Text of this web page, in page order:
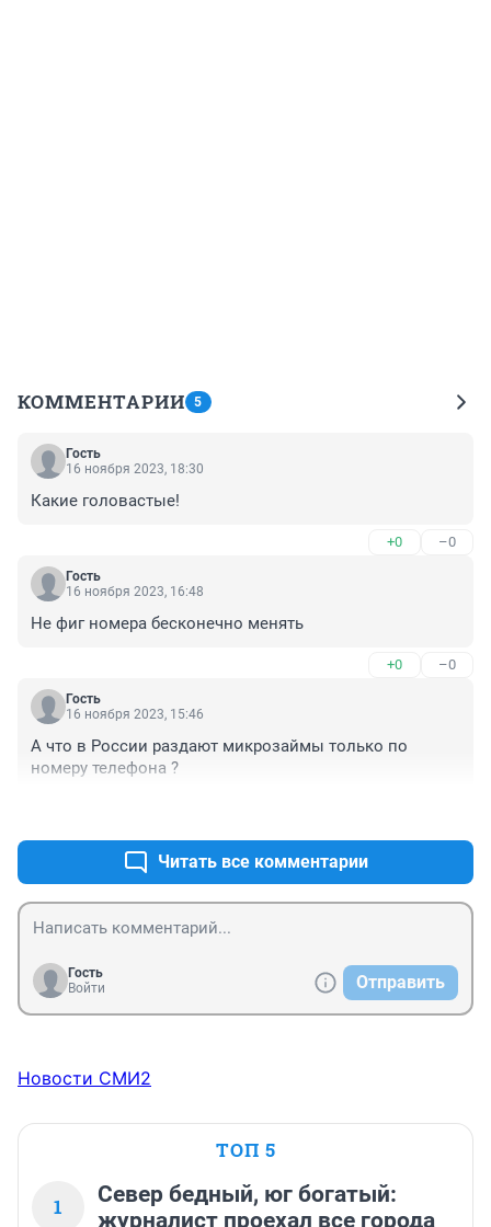
КОММЕНТАРИИ 5
Гость
16 ноября 2023, 18:30
Какие головастые!
+0 –0
Гость
16 ноября 2023, 16:48
Не фиг номера бесконечно менять
+0 –0
Гость
16 ноября 2023, 15:46
А что в России раздают микрозаймы только по
номеру телефона ?
Читать все комментарии
Гость
Войти
Отправить
Новости СМИ2
ТОП 5
1
Север бедный, юг богатый:
журналист проехал все города